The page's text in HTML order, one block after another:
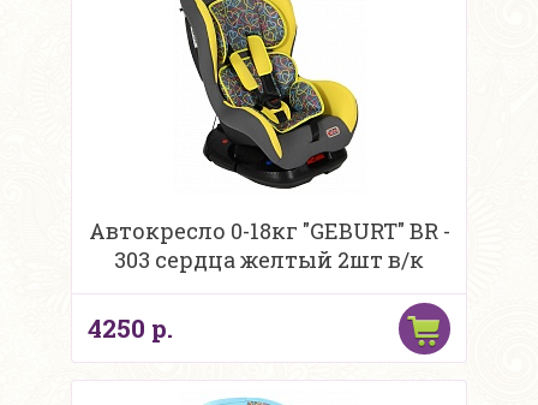
Автокресло 0-18кг "GEBURT" BR -
303 сердца желтый 2шт в/к
4250 р.